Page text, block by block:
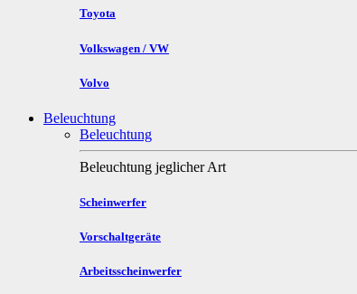
Toyota
Volkswagen / VW
Volvo
Beleuchtung
Beleuchtung
Beleuchtung jeglicher Art
Scheinwerfer
Vorschaltgeräte
Arbeitsscheinwerfer